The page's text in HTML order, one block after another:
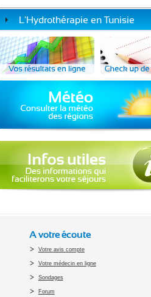
L'Hydrothérapie en Tunisie
A votre écoute
Votre avis compte
Votre médecin en ligne
Sondages
Forum